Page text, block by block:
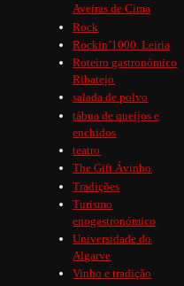
Aveiras de Cima
Rock
Rockin’1000. Leiria
Roteiro gastronómico
Ribatejo
salada de polvo
tábua de queijos e
enchidos
teatro
The Gift Ávinho
Tradições
Turismo
enogastronómico
Universidade do
Algarve
Vinho e tradição